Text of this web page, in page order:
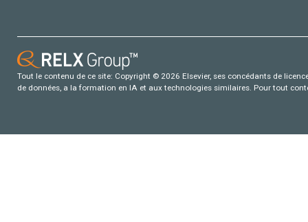
Tout le contenu de ce site: Copyright © 2026 Elsevier, ses concédants de
de données, a la formation en IA et aux technologies similaires. Pour tout